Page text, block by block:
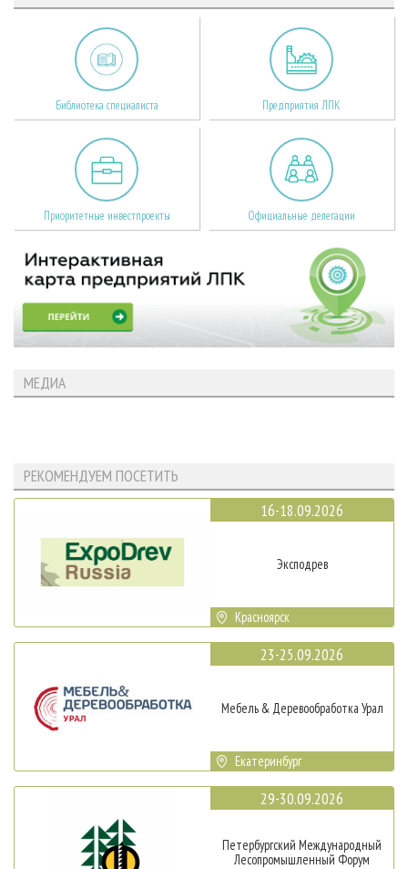
Библиотека специалиста Предприятия ЛПК
Приоритетные инвестпроекты Официальные делегации
МЕДИА
РЕКОМЕНДУЕМ ПОСЕТИТЬ
16-18.09.2026
Эксподрев
Красноярск
23-25.09.2026
Мебель & Деревообработка Урал
Екатеринбург
29-30.09.2026
Петербургский Международный
Лесопромышленный Форум